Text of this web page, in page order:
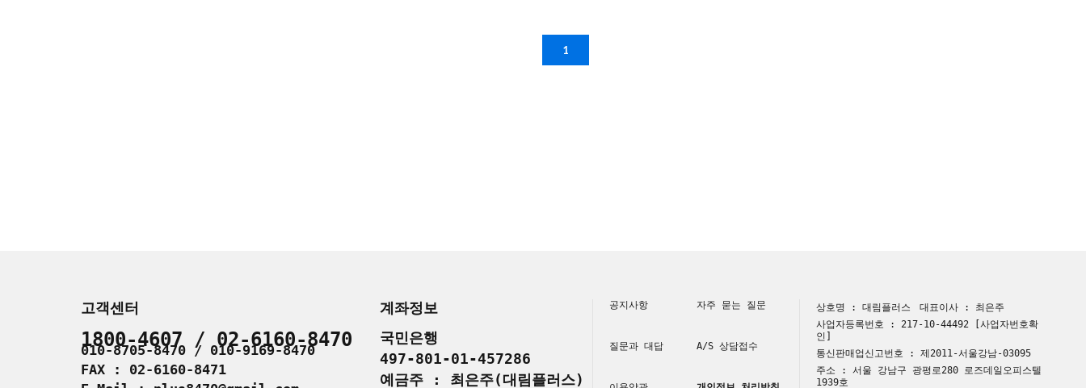
1
고객센터
1800-4607 / 02-6160-8470
010-8705-8470 / 010-9169-8470
FAX : 02-6160-8471
계좌정보
국민은행
497-801-01-457286
예금주 : 최은주(대림플러스)
공지사항 자주 묻는 질문
질문과 대답 A/S 상담접수
상호명 : 대림플러스
대표이사 : 최은주
사업자등록번호 : 217-10-44492
[사업자번호확
인]
통신판매업신고번호 : 제2011-서울강남-03095
주소 : 서울 강남구 광평로280 로즈데일오피스텔
1939호